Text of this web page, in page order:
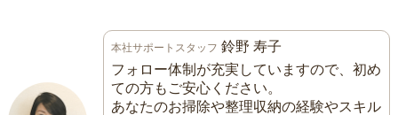
本社サポートスタッフ 鈴野 寿子
フォロー体制が充実していますので、初め
ての方もご安心ください。
あなたのお掃除や整理収納の経験やスキル